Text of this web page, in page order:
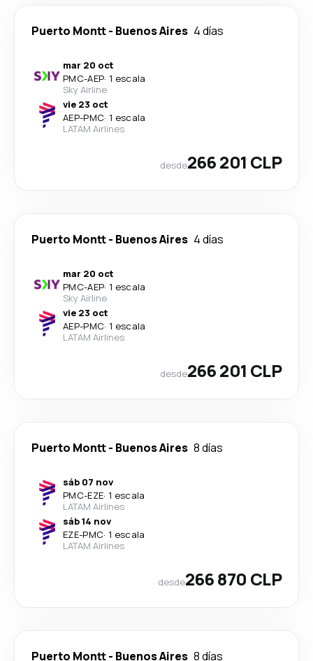
Puerto Montt- Buenos Aires 4 días
mar 20 oct
PMC-AEP· 1 escala
Sky Airline
vie 23 oct
AEP-PMC· 1 escala
LATAM Airlines
desde266 201 CLP
Puerto Montt- Buenos Aires 4 días
mar 20 oct
PMC-AEP· 1 escala
Sky Airline
vie 23 oct
AEP-PMC· 1 escala
LATAM Airlines
desde266 201 CLP
Puerto Montt- Buenos Aires 8 días
sáb 07 nov
PMC-EZE· 1 escala
LATAM Airlines
sáb 14 nov
EZE-PMC· 1 escala
LATAM Airlines
desde266 870 CLP
Puerto Montt- Buenos Aires 8 días